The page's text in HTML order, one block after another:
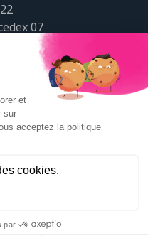
07
lyon.fr
37 82 01
Qm-prNOXepo